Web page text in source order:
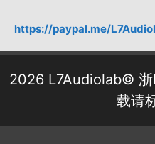
https://paypal.me/
2026 L7Audiolab©
载请